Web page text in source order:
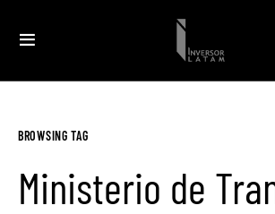
BROWSING TAG
Ministerio de